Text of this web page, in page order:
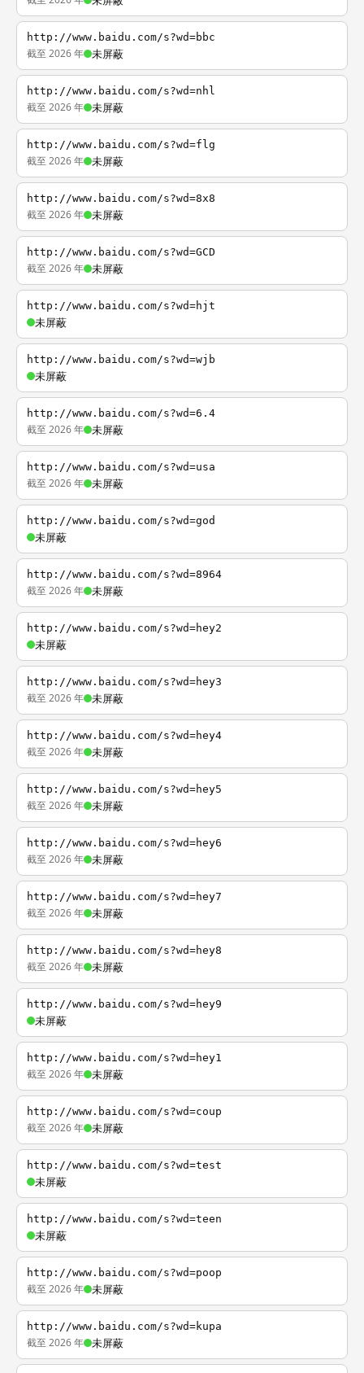
http://www.baidu.com/s?wd=bbc
截至 2026 年 未屏蔽
http://www.baidu.com/s?wd=nhl
截至 2026 年 未屏蔽
http://www.baidu.com/s?wd=flg
截至 2026 年 未屏蔽
http://www.baidu.com/s?wd=8x8
截至 2026 年 未屏蔽
http://www.baidu.com/s?wd=GCD
截至 2026 年 未屏蔽
http://www.baidu.com/s?wd=hjt
未屏蔽
http://www.baidu.com/s?wd=wjb
未屏蔽
http://www.baidu.com/s?wd=6.4
截至 2026 年 未屏蔽
http://www.baidu.com/s?wd=usa
截至 2026 年 未屏蔽
http://www.baidu.com/s?wd=god
未屏蔽
http://www.baidu.com/s?wd=8964
截至 2026 年 未屏蔽
http://www.baidu.com/s?wd=hey2
未屏蔽
http://www.baidu.com/s?wd=hey3
截至 2026 年 未屏蔽
http://www.baidu.com/s?wd=hey4
截至 2026 年 未屏蔽
http://www.baidu.com/s?wd=hey5
截至 2026 年 未屏蔽
http://www.baidu.com/s?wd=hey6
截至 2026 年 未屏蔽
http://www.baidu.com/s?wd=hey7
截至 2026 年 未屏蔽
http://www.baidu.com/s?wd=hey8
截至 2026 年 未屏蔽
http://www.baidu.com/s?wd=hey9
未屏蔽
http://www.baidu.com/s?wd=hey1
截至 2026 年 未屏蔽
http://www.baidu.com/s?wd=coup
截至 2026 年 未屏蔽
http://www.baidu.com/s?wd=test
未屏蔽
http://www.baidu.com/s?wd=teen
未屏蔽
http://www.baidu.com/s?wd=poop
截至 2026 年 未屏蔽
http://www.baidu.com/s?wd=kupa
截至 2026 年 未屏蔽